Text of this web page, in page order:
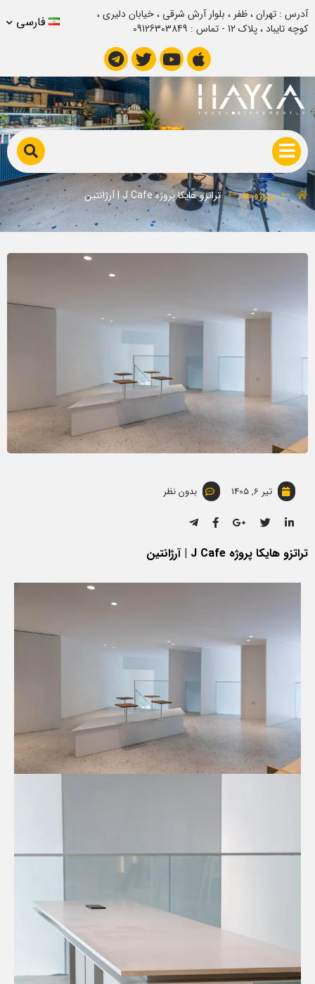
آدرس : تهران ، ظفر ، بلوار آرش شرقی ، خیابان دلیری ،
کوچه تایباد ، پلاک 12 - تماس : 09126303849
فارسی
تراتزو هایکا پروژه J Cafe | آرژانتین
پروژه ها تراتزو هایکا پروژه J Cafe | آرژانتین
تیر 6, 1405 بدون نظر
تراتزو هایکا پروژه J Cafe | آرژانتین